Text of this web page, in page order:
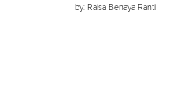
by: Raisa Benaya Ranti